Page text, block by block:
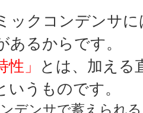
ックコンデンサに
あるからです。
」
とは、加える
うものです。
デンサで蓄えられ